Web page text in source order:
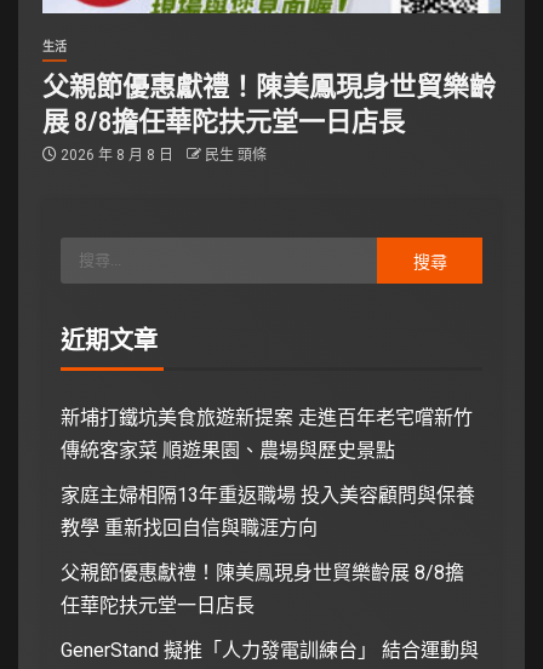
生活
父親節優惠獻禮！陳美鳳現身世貿樂齡
展 8/8擔任華陀扶元堂一日店長
2026 年 8 月 8 日 民生 頭條
近期文章
新埔打鐵坑美食旅遊新提案 走進百年老宅嚐新竹
傳統客家菜 順遊果園、農場與歷史景點
家庭主婦相隔13年重返職場 投入美容顧問與保養
教學 重新找回自信與職涯方向
父親節優惠獻禮！陳美鳳現身世貿樂齡展 8/8擔
任華陀扶元堂一日店長
GenerStand 擬推「人力發電訓練台」 結合運動與